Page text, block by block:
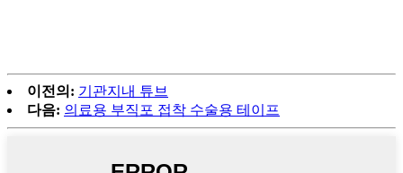
이전의: 기관지내 튜브
다음: 의료용 부직포 접착 수술용 테이프